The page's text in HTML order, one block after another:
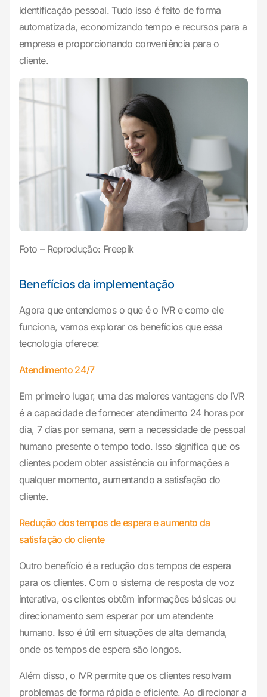
identificação pessoal. Tudo isso é feito de forma
automatizada, economizando tempo e recursos para a
empresa e proporcionando conveniência para o
cliente.
Foto – Reprodução: Freepik
Benefícios da implementação
Agora que entendemos o que é o IVR e como ele
funciona, vamos explorar os benefícios que essa
tecnologia oferece:
Atendimento 24/7
Em primeiro lugar, uma das maiores vantagens do IVR
é a capacidade de fornecer atendimento 24 horas por
dia, 7 dias por semana, sem a necessidade de pessoal
humano presente o tempo todo. Isso significa que os
clientes podem obter assistência ou informações a
qualquer momento, aumentando a satisfação do
cliente.
Redução dos tempos de espera e aumento da
satisfação do cliente
Outro benefício é a redução dos tempos de espera
para os clientes. Com o sistema de resposta de voz
interativa, os clientes obtêm informações básicas ou
direcionamento sem esperar por um atendente
humano. Isso é útil em situações de alta demanda,
onde os tempos de espera são longos.
Além disso, o IVR permite que os clientes resolvam
problemas de forma rápida e eficiente. Ao direcionar a